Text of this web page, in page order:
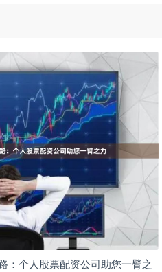
：个人股票配资公司助您一臂之